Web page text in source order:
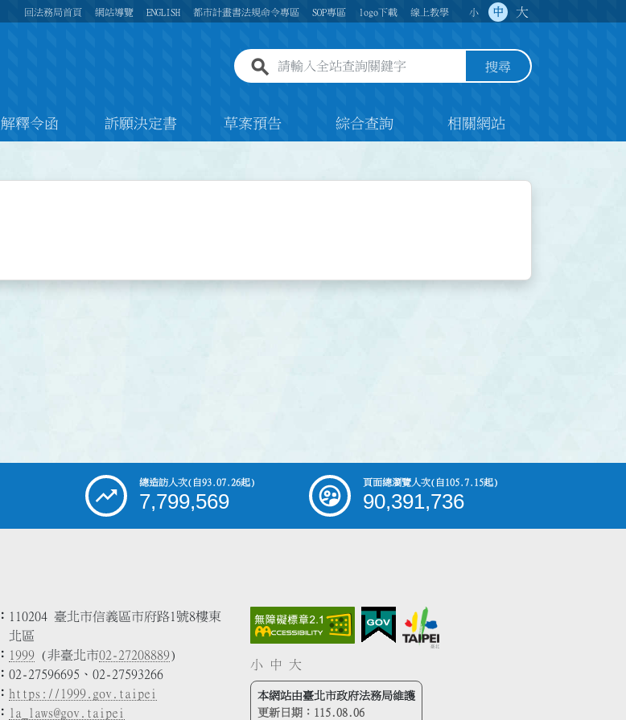
回法務局首頁 網站導覽 ENGLISH 都市計畫書法規命令專區 SOP專區 logo下載 線上教學 小 中 大
全站查詢關鍵字欄位 搜尋
解釋令函 訴願決定書 草案預告 綜合查詢 相關網站
總造訪人次(自93.07.26起)
7,799,569
頁面總瀏覽人次(自105.7.15起)
90,391,736
110204 臺北市信義區市府路1號8樓東
北區
1999 (非臺北市02-27208889)
02-27596695、02-27593266
https://1999.gov.taipei
la_laws@gov.taipei
小 中 大
本網站由臺北市政府法務局維護
更新日期： 115.08.06